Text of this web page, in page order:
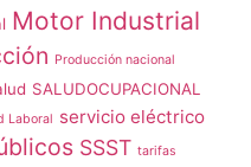
Motor Industrial
Producción nacional
SALUDOCUPACIONAL
Laboral servicio eléctrico
SSST tarifas